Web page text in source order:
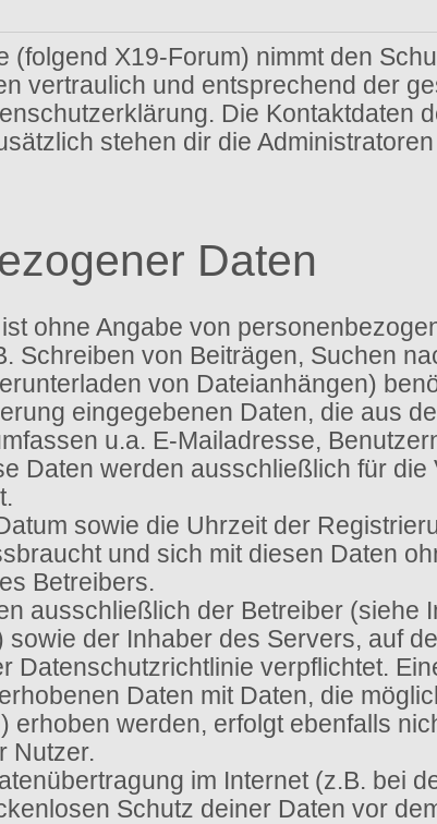
(folgend X19-Forum) nimmt den
vertraulich und entsprechend der
Die Kontaktdaten
stehen dir die
Daten
ohne Angabe von
Schreiben von Beiträgen, Suchen
von Dateianhängen)
eingegebenen Daten, die aus
u.a. E-Mailadresse,
Daten werden ausschließlich für die
sowie die Uhrzeit der
und sich mit diesen Daten
Betreibers.
ausschließlich der Betreiber (siehe
der Inhaber des Servers, auf
Datenschutzrichtlinie verpflichtet.
Daten mit Daten, die
erhoben werden, erfolgt ebenfalls
Nutzer.
im Internet (z.B. bei
Schutz deiner Daten vor